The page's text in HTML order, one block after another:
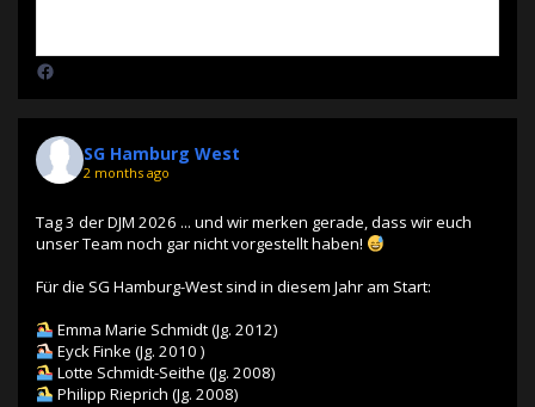
SG Hamburg West
2 months ago
Tag 3 der DJM 2026 ... und wir merken gerade, dass wir euch
unser Team noch gar nicht vorgestellt haben!
Für die SG Hamburg-West sind in diesem Jahr am Start:
Emma Marie Schmidt (Jg. 2012)
Eyck Finke (Jg. 2010 )
Lotte Schmidt-Seithe (Jg. 2008)
Philipp Rieprich (Jg. 2008)